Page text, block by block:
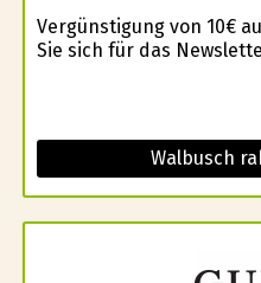
Vergünstigung von 10€
Sie sich für das
Walbusch